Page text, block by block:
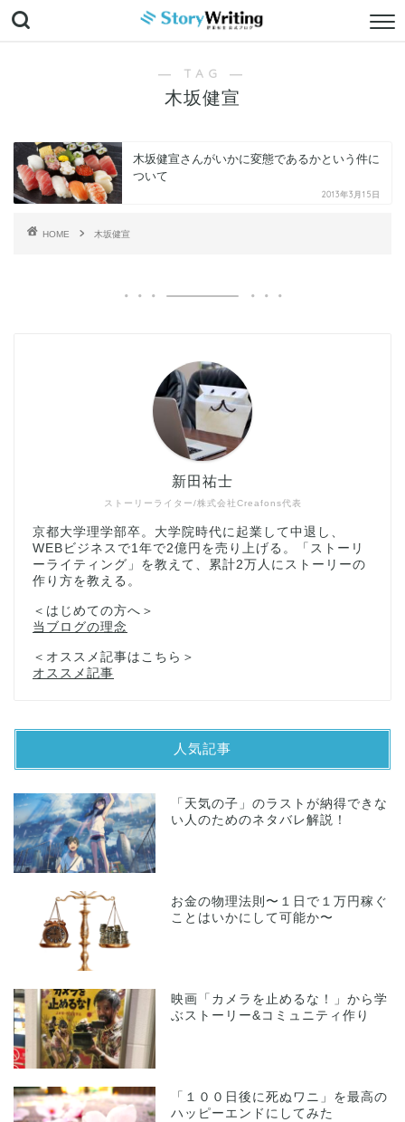
― TAG ―
木坂健宣
木坂健宣さんがいかに変態であるかという件に
ついて
2013年3月15日
HOME 木坂健宣
ストーリーライター/株式会社Creafons代表
新田祐士
京都大学理学部卒。大学院時代に起業して中退し、
WEBビジネスで1年で2億円を売り上げる。「ストーリ
ーライティング」を教えて、累計2万人にストーリーの
作り方を教える。
＜はじめての方へ＞
当ブログの理念
＜オススメ記事はこちら＞
オススメ記事
人気記事
「天気の子」のラストが納得できな
い人のためのネタバレ解説！
お金の物理法則〜１日で１万円稼ぐ
ことはいかにして可能か〜
映画「カメラを止めるな！」から学
ぶストーリー&コミュニティ作り
「１００日後に死ぬワニ」を最高の
ハッピーエンドにしてみた